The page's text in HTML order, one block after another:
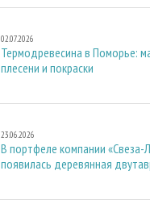
02.07.2026
Термодревесина в Поморье:
плесени и покраски
23.06.2026
В портфеле компании «Свеза-
появилась деревянная